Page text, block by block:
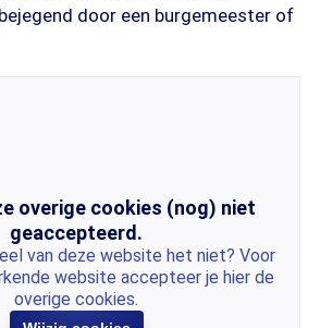
door een burgemeester of
overige cookies (nog) niet
geaccepteerd.
van deze website het niet? Voor
website accepteer je hier de
overige cookies.